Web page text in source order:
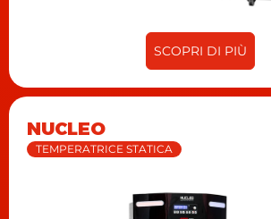
SCOPRI DI PIÙ
NUCLEO
TEMPERATRICE STATICA